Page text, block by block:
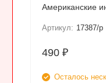
Артикул: 17387/p
490 ₽
Осталось